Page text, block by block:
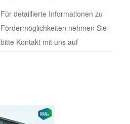
Für detaillierte Informationen zu
Fördermöglichkeiten nehmen Sie
bitte Kontakt mit uns auf